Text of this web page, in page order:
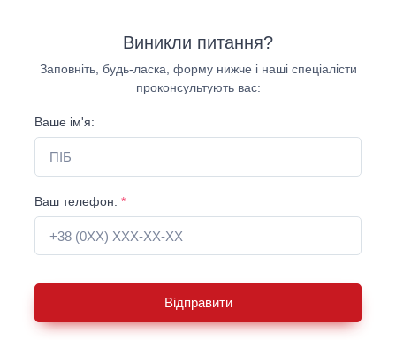
Виникли питання?
Заповніть, будь-ласка, форму нижче і наші спеціалісти
проконсультують вас:
Ваше ім'я:
Ваш телефон: *
Відправити